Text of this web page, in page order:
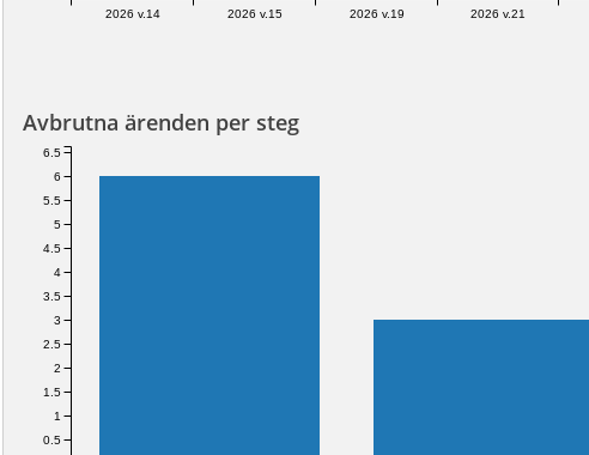
2026 v.14 2026 v.15 2026 v.19 2026 v.21
Avbrutna ärenden per steg
0.5
1
1.5
2
2.5
3
3.5
4
4.5
5
5.5
6
6.5